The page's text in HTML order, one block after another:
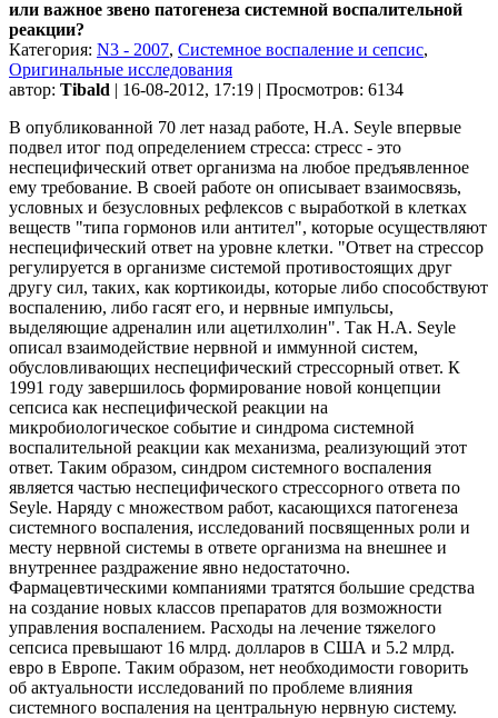
или важное звено патогенеза системной воспалительной
реакции?
Категория: N3 - 2007, Системное воспаление и сепсис,
Оригинальные исследования
автор: Tibald | 16-08-2012, 17:19 | Просмотров: 6134
В опубликованной 70 лет назад работе, H.A. Seyle впервые
подвел итог под определением стресса: стресс - это
неспецифический ответ организма на любое предъявленное
ему требование. В своей работе он описывает взаимосвязь,
условных и безусловных рефлексов с выработкой в клетках
веществ "типа гормонов или антител", которые осуществляют
неспецифический ответ на уровне клетки. "Ответ на стрессор
регулируется в организме системой противостоящих друг
другу сил, таких, как кортикоиды, которые либо способствуют
воспалению, либо гасят его, и нервные импульсы,
выделяющие адреналин или ацетилхолин". Так H.A. Seyle
описал взаимодействие нервной и иммунной систем,
обусловливающих неспецифический стрессорный ответ. К
1991 году завершилось формирование новой концепции
сепсиса как неспецифической реакции на
микробиологическое событие и синдрома системной
воспалительной реакции как механизма, реализующий этот
ответ. Таким образом, синдром системного воспаления
является частью неспецифического стрессорного ответа по
Seyle. Наряду с множеством работ, касающихся патогенеза
системного воспаления, исследований посвященных роли и
месту нервной системы в ответе организма на внешнее и
внутреннее раздражение явно недостаточно.
Фармацевтическими компаниями тратятся большие средства
на создание новых классов препаратов для возможности
управления воспалением. Расходы на лечение тяжелого
сепсиса превышают 16 млрд. долларов в США и 5.2 млрд.
евро в Европе. Таким образом, нет необходимости говорить
об актуальности исследований по проблеме влияния
системного воспаления на центральную нервную систему.